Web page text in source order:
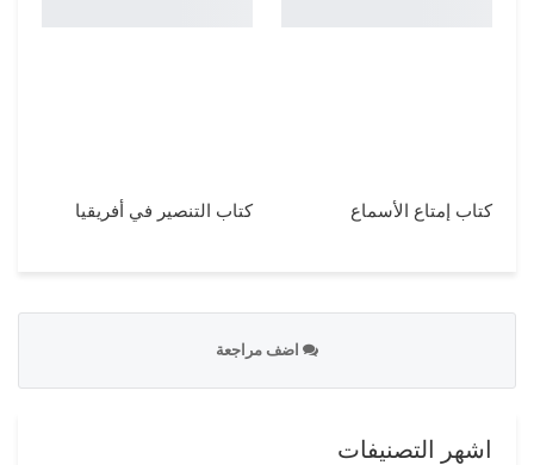
كتاب إمتاع الأسماع كتاب التنصير في أفريقيا
اضف مراجعة
اشهر التصنيفات